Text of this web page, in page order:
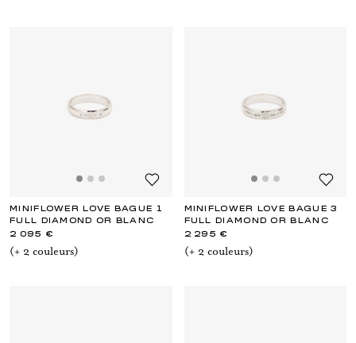
MINIFLOWER LOVE BAGUE 1
FULL DIAMOND OR BLANC
2 095 €
(+ 2 couleurs)
MINIFLOWER LOVE BAGUE 3
FULL DIAMOND OR BLANC
2 295 €
(+ 2 couleurs)